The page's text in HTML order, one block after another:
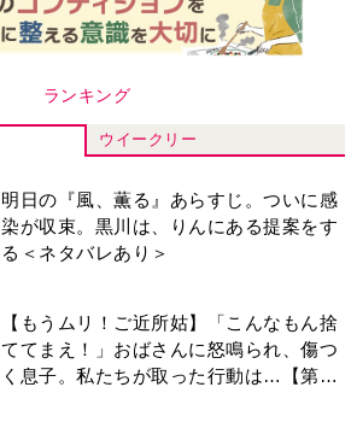
ランキング
ウイークリー
明日の『風、薫る』あらすじ。ついに感
染が収束。黒川は、りんにある提案をす
る＜ネタバレあり＞
【もうムリ！ご近所姑】「こんなもん捨
ててまえ！」おばさんに怒鳴られ、傷つ
く息子。私たちが取った行動は…【第3